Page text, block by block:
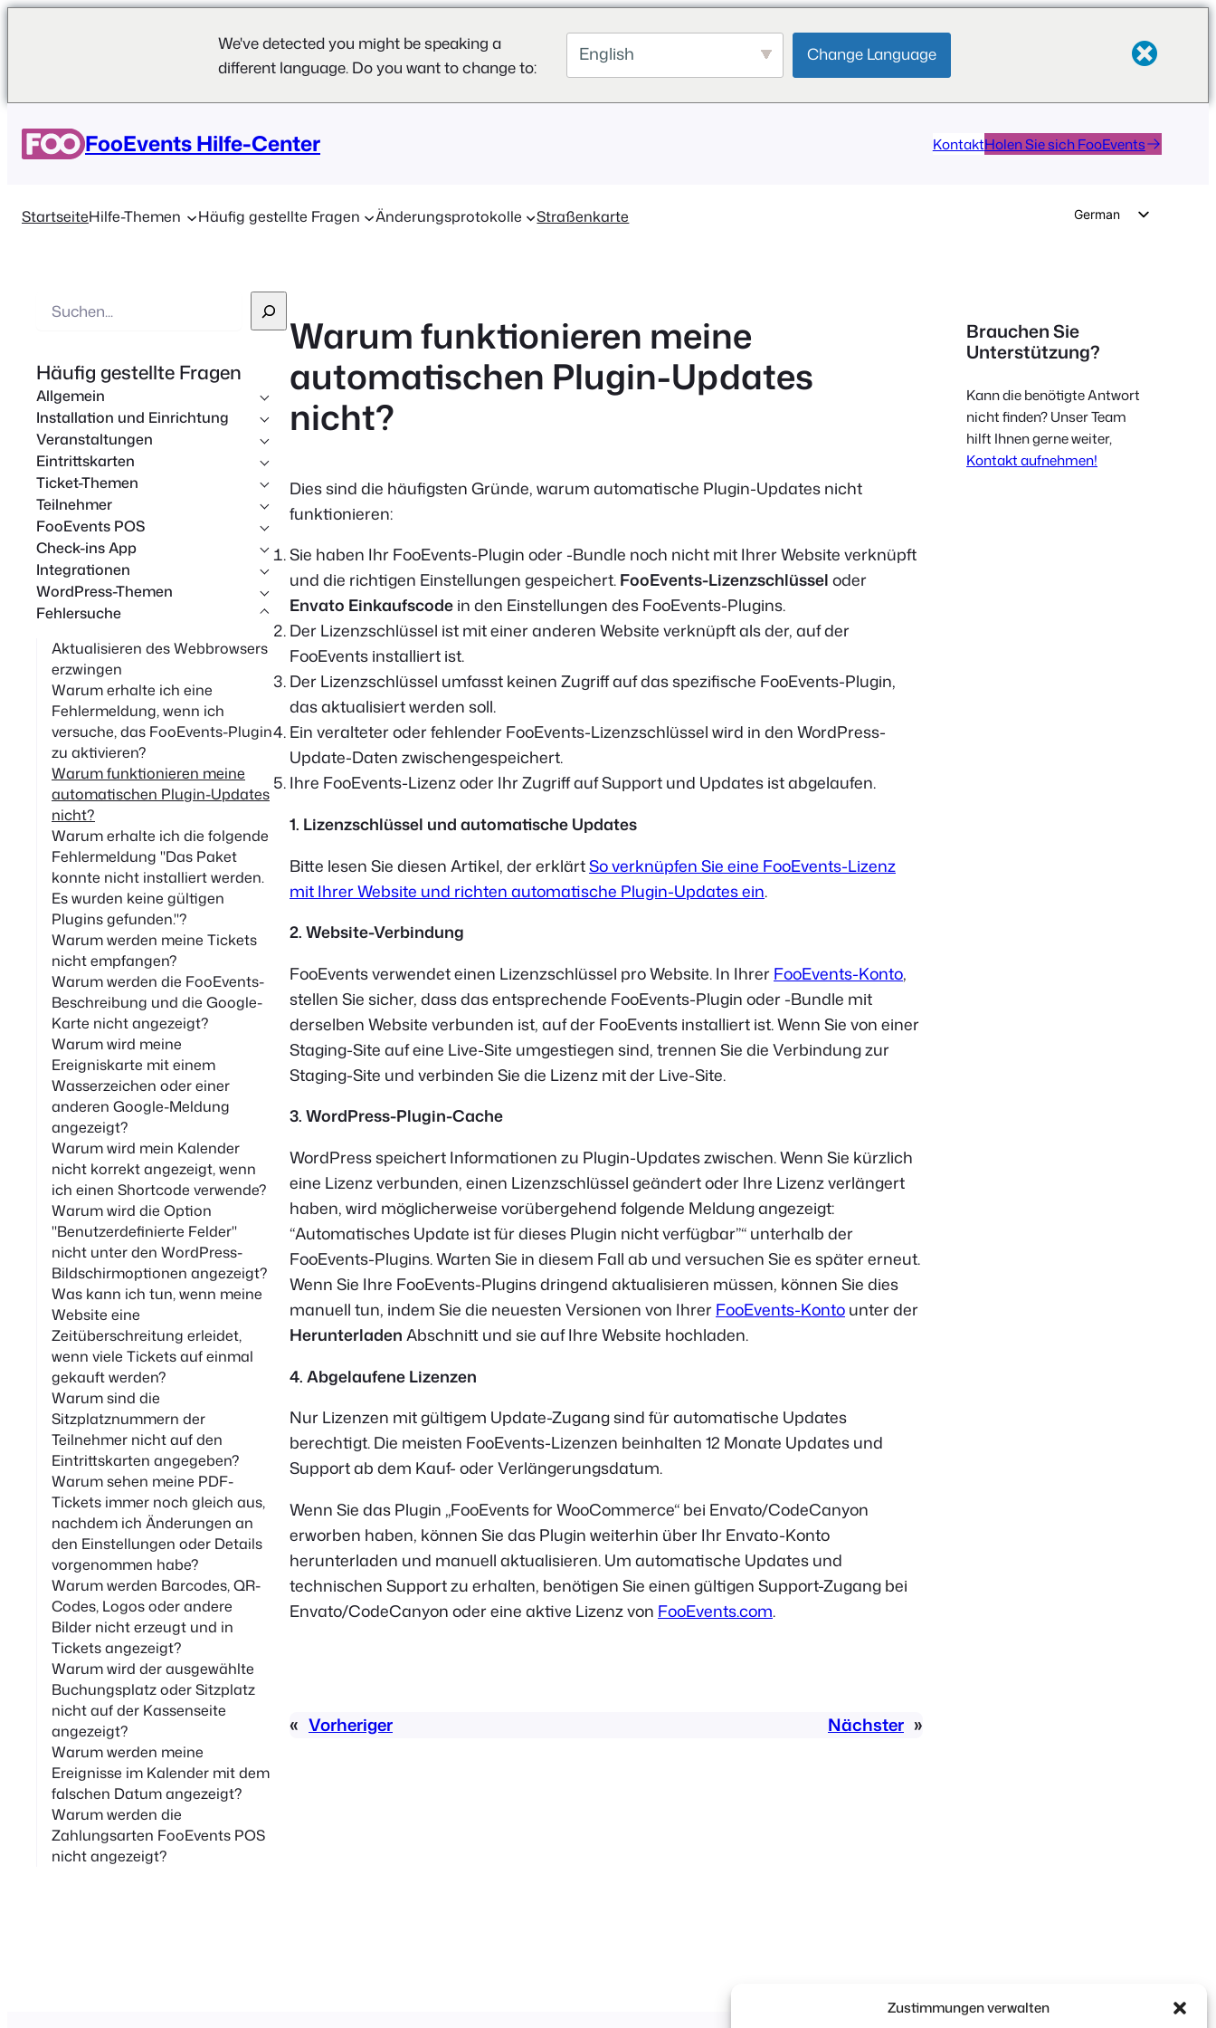
Zustimmungen verwalten
We've detected you might be speaking a
different language. Do you want to change to:
English Change Language
FooEvents Hilfe-Center KontaktHolen Sie sich FooEvents
StartseiteHilfe-Themen Häufig gestellte Fragen Änderungsprotokolle Straßenkarte
German
Italian
Portuguese
French
Polish
Czech
h
e
Häufig gestellte Fragen
Allgemein
Installation und Einrichtung
Veranstaltungen
Eintrittskarten
Ticket-Themen
Teilnehmer
FooEvents POS
Check-ins App
Integrationen
WordPress-Themen
Fehlersuche
Aktualisieren des Webbrowsers
erzwingen
Warum erhalte ich eine
Fehlermeldung, wenn ich
versuche, das FooEvents-Plugin
zu aktivieren?
Warum funktionieren meine
automatischen Plugin-Updates
nicht?
Warum erhalte ich die folgende
Fehlermeldung "Das Paket
konnte nicht installiert werden.
Es wurden keine gültigen
Plugins gefunden."?
Warum werden meine Tickets
nicht empfangen?
Warum werden die FooEvents-
Beschreibung und die Google-
Karte nicht angezeigt?
Warum wird meine
Ereigniskarte mit einem
Wasserzeichen oder einer
anderen Google-Meldung
angezeigt?
Warum wird mein Kalender
nicht korrekt angezeigt, wenn
ich einen Shortcode verwende?
Warum wird die Option
"Benutzerdefinierte Felder"
nicht unter den WordPress-
Bildschirmoptionen angezeigt?
Was kann ich tun, wenn meine
Website eine
Zeitüberschreitung erleidet,
wenn viele Tickets auf einmal
gekauft werden?
Warum sind die
Sitzplatznummern der
Teilnehmer nicht auf den
Eintrittskarten angegeben?
Warum sehen meine PDF-
Tickets immer noch gleich aus,
nachdem ich Änderungen an
den Einstellungen oder Details
vorgenommen habe?
Warum werden Barcodes, QR-
Codes, Logos oder andere
Bilder nicht erzeugt und in
Tickets angezeigt?
Warum wird der ausgewählte
Buchungsplatz oder Sitzplatz
nicht auf der Kassenseite
angezeigt?
Warum werden meine
Ereignisse im Kalender mit dem
falschen Datum angezeigt?
Warum werden die
Zahlungsarten FooEvents POS
nicht angezeigt?
Warum funktionieren meine
automatischen Plugin-Updates
nicht?
Dies sind die häufigsten Gründe, warum automatische Plugin-Updates nicht
funktionieren:
Sie haben Ihr FooEvents-Plugin oder -Bundle noch nicht mit Ihrer Website verknüpft
und die richtigen Einstellungen gespeichert. FooEvents-Lizenzschlüssel oder
Envato Einkaufscode in den Einstellungen des FooEvents-Plugins.
Der Lizenzschlüssel ist mit einer anderen Website verknüpft als der, auf der
FooEvents installiert ist.
Der Lizenzschlüssel umfasst keinen Zugriff auf das spezifische FooEvents-Plugin,
das aktualisiert werden soll.
Ein veralteter oder fehlender FooEvents-Lizenzschlüssel wird in den WordPress-
Update-Daten zwischengespeichert.
Ihre FooEvents-Lizenz oder Ihr Zugriff auf Support und Updates ist abgelaufen.
1. Lizenzschlüssel und automatische Updates
Bitte lesen Sie diesen Artikel, der erklärtSo verknüpfen Sie eine FooEvents-Lizenz
mit Ihrer Website und richten automatische Plugin-Updates ein.
2. Website-Verbindung
FooEvents verwendet einen Lizenzschlüssel pro Website. In Ihrer FooEvents-Konto,
stellen Sie sicher, dass das entsprechende FooEvents-Plugin oder -Bundle mit
derselben Website verbunden ist, auf der FooEvents installiert ist. Wenn Sie von einer
Staging-Site auf eine Live-Site umgestiegen sind, trennen Sie die Verbindung zur
Staging-Site und verbinden Sie die Lizenz mit der Live-Site.
3. WordPress-Plugin-Cache
WordPress speichert Informationen zu Plugin-Updates zwischen. Wenn Sie kürzlich
eine Lizenz verbunden, einen Lizenzschlüssel geändert oder Ihre Lizenz verlängert
haben, wird möglicherweise vorübergehend folgende Meldung angezeigt:
“Automatisches Update ist für dieses Plugin nicht verfügbar”“ unterhalb der
FooEvents-Plugins. Warten Sie in diesem Fall ab und versuchen Sie es später erneut.
Wenn Sie Ihre FooEvents-Plugins dringend aktualisieren müssen, können Sie dies
manuell tun, indem Sie die neuesten Versionen von Ihrer FooEvents-Konto unter der
Herunterladen Abschnitt und sie auf Ihre Website hochladen.
4. Abgelaufene Lizenzen
Nur Lizenzen mit gültigem Update-Zugang sind für automatische Updates
berechtigt. Die meisten FooEvents-Lizenzen beinhalten 12 Monate Updates und
Support ab dem Kauf- oder Verlängerungsdatum.
Wenn Sie das Plugin „FooEvents for WooCommerce“ bei Envato/CodeCanyon
erworben haben, können Sie das Plugin weiterhin über Ihr Envato-Konto
herunterladen und manuell aktualisieren. Um automatische Updates und
technischen Support zu erhalten, benötigen Sie einen gültigen Support-Zugang bei
Envato/CodeCanyon oder eine aktive Lizenz von FooEvents.com.
« Vorheriger Nächster »
Brauchen Sie
Unterstützung?
Kann die benötigte Antwort
nicht finden? Unser Team
hilft Ihnen gerne weiter,
Kontakt aufnehmen!